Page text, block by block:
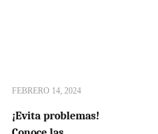
FEBRERO 14, 2024
¡Evita problemas!